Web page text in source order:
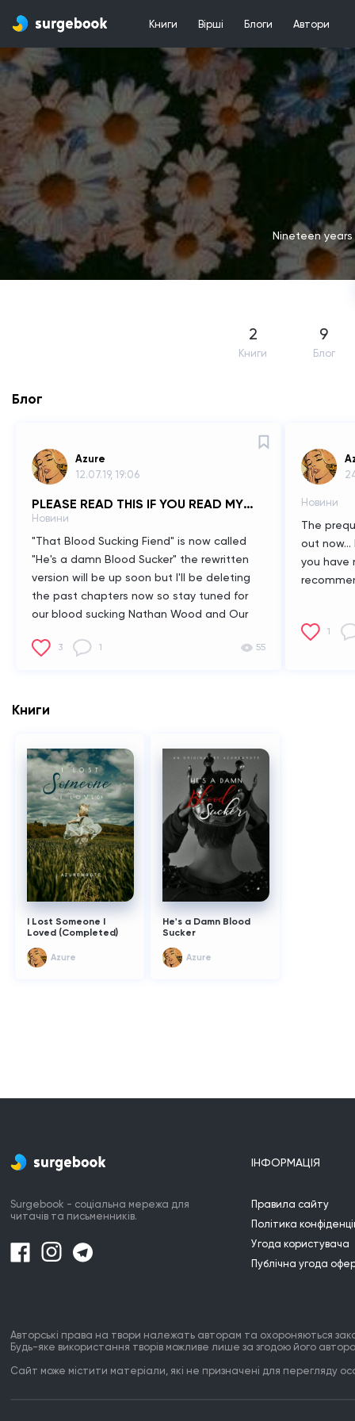
Книги Вірші Блоги Автори
Nineteen
2
Книги
9
Блог
Блог
Azure
12.07.19, 19:06
PLEASE READ THIS IF YOU READ MY BOOKS
Новини
"That Blood Sucking Fiend" is now called
"He's a damn Blood Sucker" the rewritten
version will be up soon but I'll be deleting
the past chapters now so stay tuned for
our blood sucking Nathan Wood and Our
back again in completely different
before
3 1 55
Новини
The
out now...
you have
1
Книги
I Lost Someone I
Loved (Completed)
Azure
He's a Damn Blood
Sucker
Azure
Surgebook - соціальна мережа для
читачів та письменників.
ІНФОРМАЦІЯ
Правила сайту
Політика
Угода користувача
Публічна угода
Авторські права на твори належать авторам та охороняються
Будь-яке використання творів можливе лише за згодою його
Сайт може містити матеріали, які не призначені для перегляду